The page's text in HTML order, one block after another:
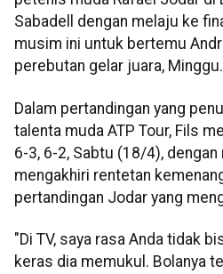
Sabadell dengan melaju ke
musim ini untuk bertemu
perebutan gelar juara, Minggu.
Dalam pertandingan yang
talenta muda ATP Tour, Fils
6-3, 6-2, Sabtu (18/4),
mengakhiri rentetan
pertandingan Jodar yang
"Di TV, saya rasa Anda tidak
keras dia memukul. Bolanya